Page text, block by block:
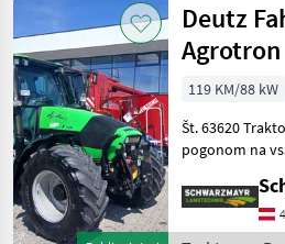
Deutz
Agrotron
119 KM/88 kW
Št. 63620 Traktor s
pogonom na
letnik izdelave
registracija 18.
močjo 119 PS - z ročnim